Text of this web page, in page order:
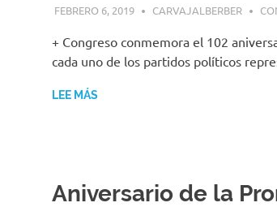
FEBRERO 6, 2019 CARVAJALBERBER
+ Congreso conmemora el 102
cada uno de los partidos políticos
LEE MÁS
Aniversario de la